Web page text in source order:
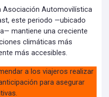
Asociación Automovilística
este periodo —ubicado
mantiene una creciente
climáticas más
más accesibles.
a los viajeros realizar
para asegurar